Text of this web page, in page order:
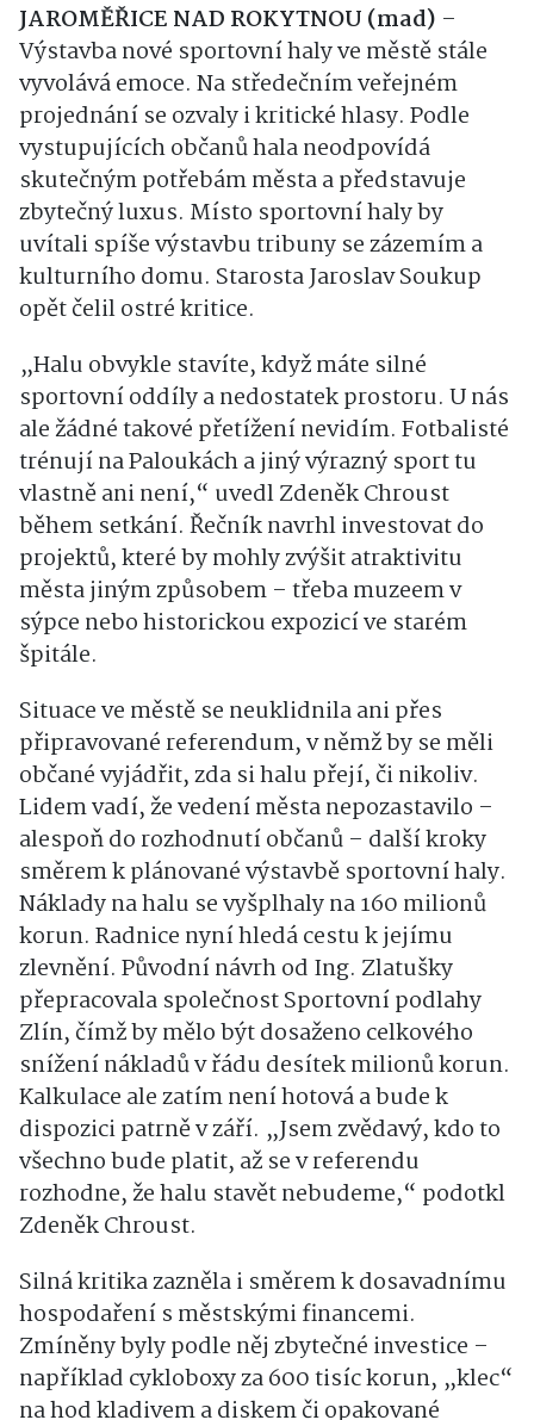
JAROMĚŘICE NAD ROKYTNOU (mad) –
Výstavba nové sportovní haly ve městě stále
vyvolává emoce. Na středečním veřejném
projednání se ozvaly i kritické hlasy. Podle
vystupujících občanů hala neodpovídá
skutečným potřebám města a představuje
zbytečný luxus. Místo sportovní haly by
uvítali spíše výstavbu tribuny se zázemím a
kulturního domu. Starosta Jaroslav Soukup
opět čelil ostré kritice.
„Halu obvykle stavíte, když máte silné
sportovní oddíly a nedostatek prostoru. U nás
ale žádné takové přetížení nevidím. Fotbalisté
trénují na Paloukách a jiný výrazný sport tu
vlastně ani není,“ uvedl Zdeněk Chroust
během setkání. Řečník navrhl investovat do
projektů, které by mohly zvýšit atraktivitu
města jiným způsobem – třeba muzeem v
sýpce nebo historickou expozicí ve starém
špitále.
Situace ve městě se neuklidnila ani přes
připravované referendum, v němž by se měli
občané vyjádřit, zda si halu přejí, či nikoliv.
Lidem vadí, že vedení města nepozastavilo –
alespoň do rozhodnutí občanů – další kroky
směrem k plánované výstavbě sportovní haly.
Náklady na halu se vyšplhaly na 160 milionů
korun. Radnice nyní hledá cestu k jejímu
zlevnění. Původní návrh od Ing. Zlatušky
přepracovala společnost Sportovní podlahy
Zlín, čímž by mělo být dosaženo celkového
snížení nákladů v řádu desítek milionů korun.
Kalkulace ale zatím není hotová a bude k
dispozici patrně v září. „Jsem zvědavý, kdo to
všechno bude platit, až se v referendu
rozhodne, že halu stavět nebudeme,“ podotkl
Zdeněk Chroust.
Silná kritika zazněla i směrem k dosavadnímu
hospodaření s městskými financemi.
Zmíněny byly podle něj zbytečné investice –
například cykloboxy za 600 tisíc korun, „klec“
na hod kladivem a diskem či opakované